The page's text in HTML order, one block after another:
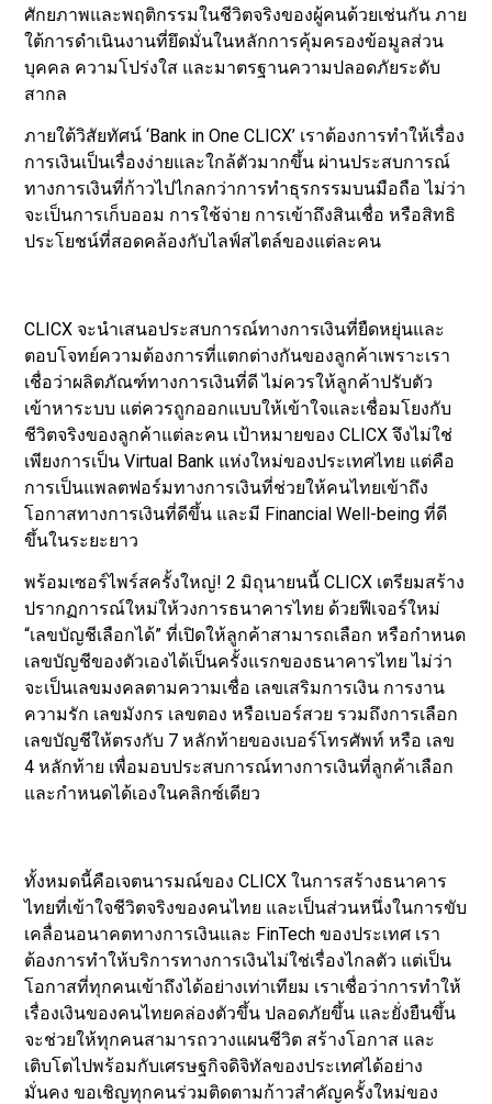
ศักยภาพและพฤติกรรมในชีวิตจริงของผู้คนด้วยเช่นกัน ภาย
ใต้การดำเนินงานที่ยึดมั่นในหลักการคุ้มครองข้อมูลส่วน
บุคคล ความโปร่งใส และมาตรฐานความปลอดภัยระดับ
สากล
ภายใต้วิสัยทัศน์ ‘Bank in One CLICX’ เราต้องการทำให้เรื่อง
การเงินเป็นเรื่องง่ายและใกล้ตัวมากขึ้น ผ่านประสบการณ์
ทางการเงินที่ก้าวไปไกลกว่าการทำธุรกรรมบนมือถือ ไม่ว่า
จะเป็นการเก็บออม การใช้จ่าย การเข้าถึงสินเชื่อ หรือสิทธิ
ประโยชน์ที่สอดคล้องกับไลฟ์สไตล์ของแต่ละคน
CLICX จะนำเสนอประสบการณ์ทางการเงินที่ยืดหยุ่นและ
ตอบโจทย์ความต้องการที่แตกต่างกันของลูกค้าเพราะเรา
เชื่อว่าผลิตภัณฑ์ทางการเงินที่ดี ไม่ควรให้ลูกค้าปรับตัว
เข้าหาระบบ แต่ควรถูกออกแบบให้เข้าใจและเชื่อมโยงกับ
ชีวิตจริงของลูกค้าแต่ละคน เป้าหมายของ CLICX จึงไม่ใช่
เพียงการเป็น Virtual Bank แห่งใหม่ของประเทศไทย แต่คือ
การเป็นแพลตฟอร์มทางการเงินที่ช่วยให้คนไทยเข้าถึง
โอกาสทางการเงินที่ดีขึ้น และมี Financial Well-being ที่ดี
ขึ้นในระยะยาว
พร้อมเซอร์ไพร์สครั้งใหญ่! 2 มิถุนายนนี้ CLICX เตรียมสร้าง
ปรากฏการณ์ใหม่ให้วงการธนาคารไทย ด้วยฟีเจอร์ใหม่
“เลขบัญชีเลือกได้” ที่เปิดให้ลูกค้าสามารถเลือก หรือกำหนด
เลขบัญชีของตัวเองได้เป็นครั้งแรกของธนาคารไทย ไม่ว่า
จะเป็นเลขมงคลตามความเชื่อ เลขเสริมการเงิน การงาน
ความรัก เลขมังกร เลขตอง หรือเบอร์สวย รวมถึงการเลือก
เลขบัญชีให้ตรงกับ 7 หลักท้ายของเบอร์โทรศัพท์ หรือ เลข
4 หลักท้าย เพื่อมอบประสบการณ์ทางการเงินที่ลูกค้าเลือก
และกำหนดได้เองในคลิกซ์เดียว
ทั้งหมดนี้คือเจตนารมณ์ของ CLICX ในการสร้างธนาคาร
ไทยที่เข้าใจชีวิตจริงของคนไทย และเป็นส่วนหนึ่งในการขับ
เคลื่อนอนาคตทางการเงินและ FinTech ของประเทศ เรา
ต้องการทำให้บริการทางการเงินไม่ใช่เรื่องไกลตัว แต่เป็น
โอกาสที่ทุกคนเข้าถึงได้อย่างเท่าเทียม เราเชื่อว่าการทำให้
เรื่องเงินของคนไทยคล่องตัวขึ้น ปลอดภัยขึ้น และยั่งยืนขึ้น
จะช่วยให้ทุกคนสามารถวางแผนชีวิต สร้างโอกาส และ
เติบโตไปพร้อมกับเศรษฐกิจดิจิทัลของประเทศได้อย่าง
มั่นคง ขอเชิญทุกคนร่วมติดตามก้าวสำคัญครั้งใหม่ของ